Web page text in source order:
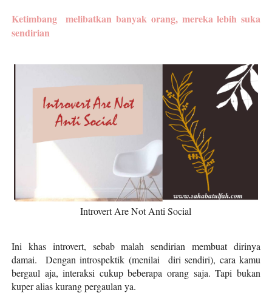
Ketimbang melibatkan banyak orang, mereka lebih suka
sendirian
Introvert Are Not Anti Social
Ini khas introvert, sebab malah sendirian membuat dirinya
damai. Dengan introspektik (menilai diri sendiri), cara kamu
bergaul aja, interaksi cukup beberapa orang saja. Tapi bukan
kuper alias kurang pergaulan ya.